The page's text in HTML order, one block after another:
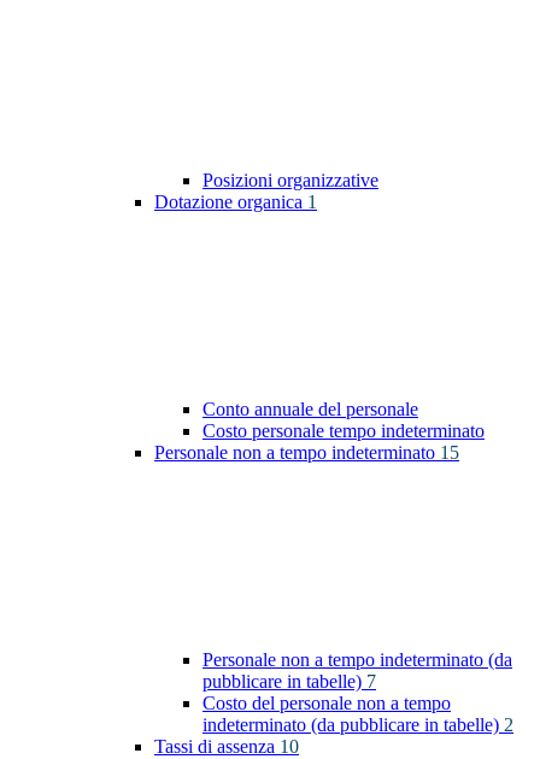
Posizioni organizzative
Dotazione organica 1
Conto annuale del personale
Costo personale tempo indeterminato
Personale non a tempo indeterminato 15
Personale non a tempo indeterminato (da
pubblicare in tabelle) 7
Costo del personale non a tempo
indeterminato (da pubblicare in tabelle) 2
Tassi di assenza 10